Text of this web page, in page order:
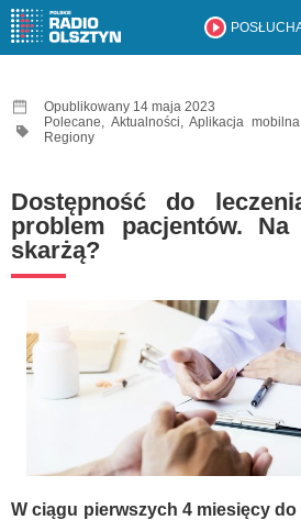
Opublikowany 14 maja 2023
Polecane, Aktualności,Aplikacja mobilna
Regiony
Dostępność do
problem pacjentów.
skarżą?
W ciągu pierwszych 4 miesięcy